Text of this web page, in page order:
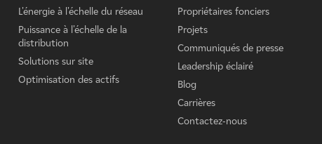
L'énergie à l'échelle du réseau
Puissance à l'échelle de la
distribution
Solutions sur site
Optimisation des actifs
Propriétaires fonciers
Projets
Communiqués de presse
Leadership éclairé
Blog
Carrières
Contactez-nous